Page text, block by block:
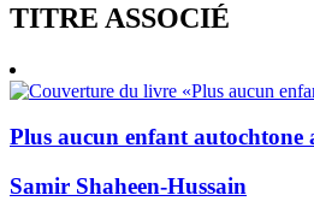
TITRE ASSOCIÉ
Plus aucun enfant autochtone
Samir Shaheen-Hussain